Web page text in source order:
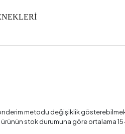
m3
metodu değişiklik
stok durumuna göre ortalama